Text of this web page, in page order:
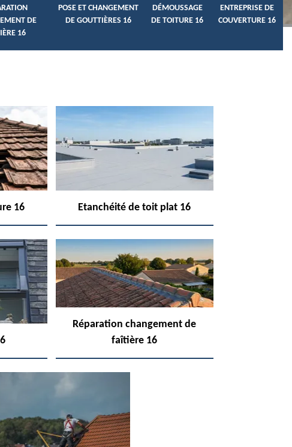
DE
16
POSE ET CHANGEMENT
DE GOUTTIÈRES 16
DÉMOUSSAGE
DE TOITURE 16
ENTREPRISE DE
COUVERTURE 16
16 Etanchéité de toit plat 16
Réparation changement de
faîtière 16